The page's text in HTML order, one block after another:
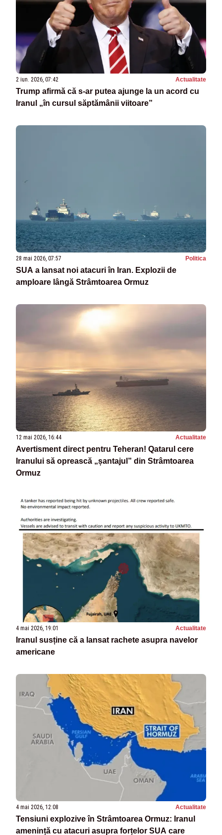
2 iun. 2026, 07:42 Actualitate
Trump afirmă că s-ar putea ajunge la un acord cu
Iranul „în cursul săptămânii viitoare”
28 mai 2026, 07:57 Politica
SUA a lansat noi atacuri în Iran. Explozii de
amploare lângă Strâmtoarea Ormuz
12 mai 2026, 16:44 Actualitate
Avertisment direct pentru Teheran! Qatarul cere
Iranului să oprească „șantajul” din Strâmtoarea
Ormuz
4 mai 2026, 19:01 Actualitate
Iranul susține că a lansat rachete asupra navelor
americane
4 mai 2026, 12:08 Actualitate
Tensiuni explozive în Strâmtoarea Ormuz: Iranul
amenință cu atacuri asupra forțelor SUA care